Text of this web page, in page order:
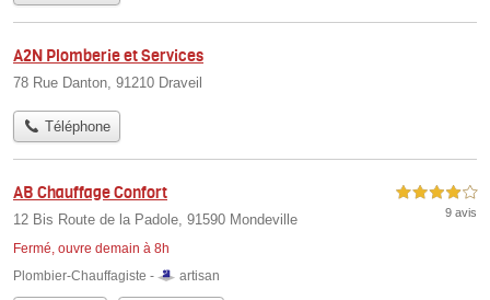
A2N Plomberie et Services
78 Rue Danton, 91210 Draveil
Téléphone
AB Chauffage Confort
12 Bis Route de la Padole, 91590 Mondeville
Fermé, ouvre demain à 8h
4,0 étoiles sur 5
9 avis
Plombier-Chauffagiste - artisan